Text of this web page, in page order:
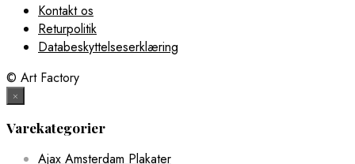
Kontakt os
Returpolitik
Databeskyttelseserklæring
© Art Factory
×
Varekategorier
Ajax Amsterdam Plakater